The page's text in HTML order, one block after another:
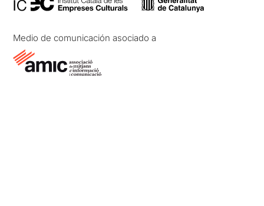
Medio de comunicación asociado a